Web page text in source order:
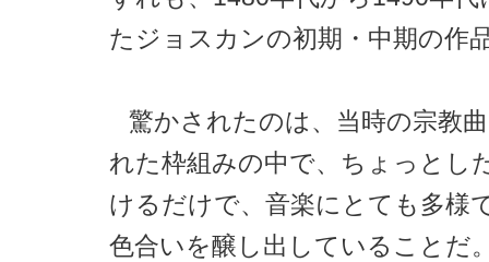
たジョスカンの初期・中期の作
驚かされたのは、当時の宗教
れた枠組みの中で、ちょっとし
けるだけで、音楽にとても多様
色合いを醸し出していることだ